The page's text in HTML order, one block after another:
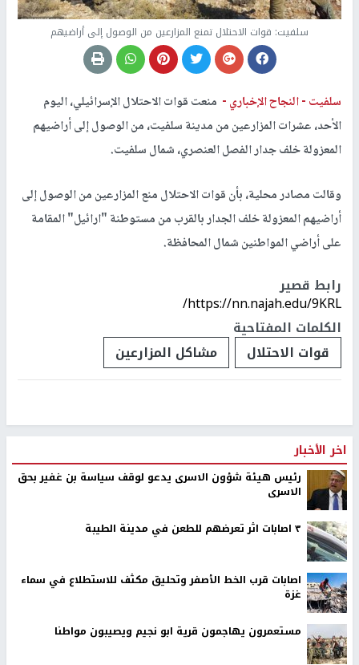
سلفيت: قوات الاحتلال تمنع المزارعين من الوصول إلى أراضيهم
سلفيت -النجاح الإخباري - منعت قوات الاحتلال الإسرائيلي، اليوم
الأحد، عشرات المزارعين من مدينة سلفيت، من الوصول إلى أراضيهم
المعزولة خلف جدار الفصل العنصري، شمال سلفيت.
وقالت مصادر محلية، بأن قوات الاحتلال منع المزارعين من الوصول إلى
أراضيهم المعزولة خلف الجدار بالقرب من مستوطنة "ارائيل" المقامة
على أراضي المواطنين شمال المحافظة.
رابط قصير
https://nn.najah.edu/9KRL/
الكلمات المفتاحية
قوات الاحتلال
مشاكل المزارعين
اخر الأخبار
رئيس هيئة شؤون الاسرى يدعو لوقف سياسة بن غفير بحق
الاسرى
٣ اصابات اثر تعرضهم للطعن في مدينة الطيبة
اصابات قرب الخط الأصفر وتحليق مكثف للاستطلاع في سماء
غزة
مستعمرون يهاجمون قرية ابو نجيم ويصيبون مواطنا